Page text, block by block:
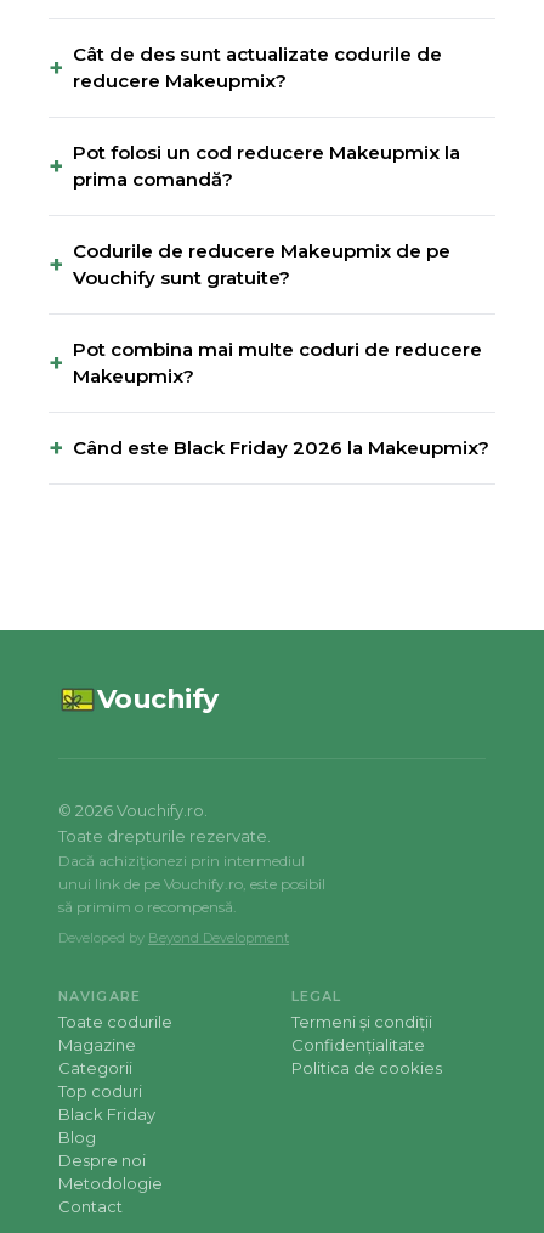
+ Cât de des sunt actualizate codurile de
reducere Makeupmix?
+ Pot folosi un cod reducere Makeupmix la
prima comandă?
+ Codurile de reducere Makeupmix de pe
Vouchify sunt gratuite?
+ Pot combina mai multe coduri de reducere
Makeupmix?
+ Când este Black Friday 2026 la Makeupmix?
Vouchify
© 2026Vouchify.ro.
Toate drepturile rezervate.
Dacă achiziționezi prin intermediul
unui link de pe Vouchify.ro, este posibil
să primim o recompensă.
Developed by Beyond Development
NAVIGARE
Toate codurile
Magazine
Categorii
Top coduri
Black Friday
Blog
Despre noi
Metodologie
Contact
LEGAL
Termeni și condiții
Confidențialitate
Politica de cookies